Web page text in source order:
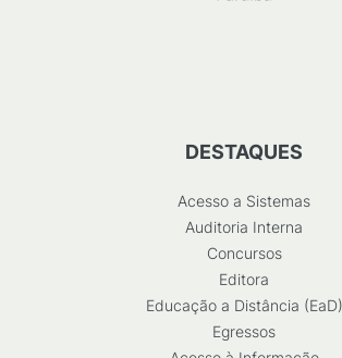
DESTAQUES
Acesso a Sistemas
Auditoria Interna
Concursos
Editora
Educação a Distância (EaD)
Egressos